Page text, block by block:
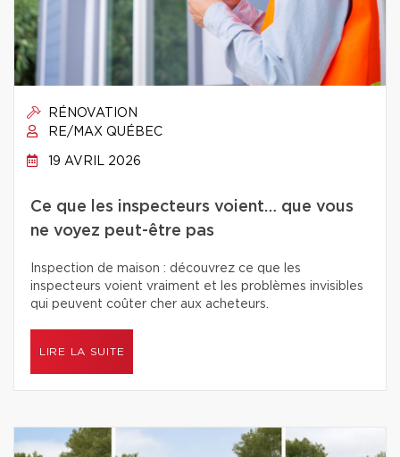
RÉNOVATION
RE/MAX QUÉBEC
19 AVRIL 2026
Ce que les inspecteurs voient… que vous
ne voyez peut-être pas
Inspection de maison : découvrez ce que les
inspecteurs voient vraiment et les problèmes invisibles
qui peuvent coûter cher aux acheteurs.
LIRE LA SUITE